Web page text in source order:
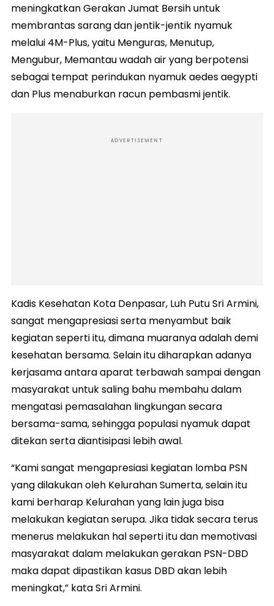
meningkatkan Gerakan Jumat Bersih untuk
membrantas sarang dan jentik-jentik nyamuk
melalui 4M-Plus, yaitu Menguras, Menutup,
Mengubur, Memantau wadah air yang berpotensi
sebagai tempat perindukan nyamuk aedes aegypti
dan Plus menaburkan racun pembasmi jentik.
ADVERTISEMENT
Kadis Kesehatan Kota Denpasar, Luh Putu Sri Armini,
sangat mengapresiasi serta menyambut baik
kegiatan seperti itu, dimana muaranya adalah demi
kesehatan bersama. Selain itu diharapkan adanya
kerjasama antara aparat terbawah sampai dengan
masyarakat untuk saling bahu membahu dalam
mengatasi pemasalahan lingkungan secara
bersama-sama, sehingga populasi nyamuk dapat
ditekan serta diantisipasi lebih awal.
“Kami sangat mengapresiasi kegiatan lomba PSN
yang dilakukan oleh Kelurahan Sumerta, selain itu
kami berharap Kelurahan yang lain juga bisa
melakukan kegiatan serupa. Jika tidak secara terus
menerus melakukan hal seperti itu dan memotivasi
masyarakat dalam melakukan gerakan PSN-DBD
maka dapat dipastikan kasus DBD akan lebih
meningkat,” kata Sri Armini.